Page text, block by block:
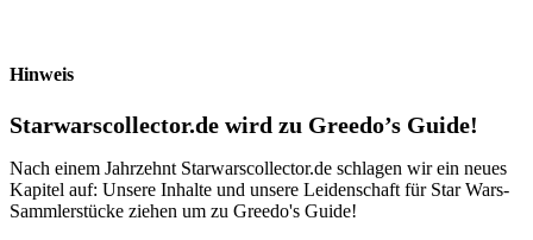
Hinweis
Starwarscollector.de wird zu Greedo’s Guide!
Nach einem Jahrzehnt Starwarscollector.de schlagen wir ein neues
Kapitel auf: Unsere Inhalte und unsere Leidenschaft für Star Wars-
Sammlerstücke ziehen um zu Greedo's Guide!